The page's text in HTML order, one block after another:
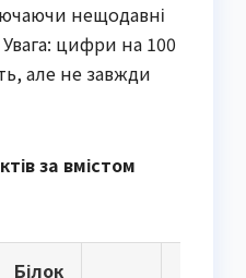
нещодавні
Увага: цифри на 100
але не завжди
за вмістом
Білок